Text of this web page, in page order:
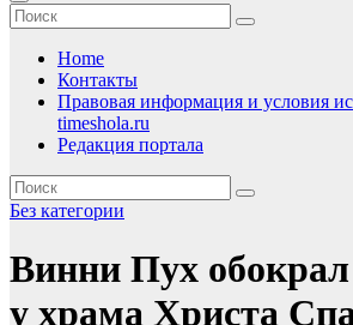
Home
Контакты
Правовая информация и условия
timeshola.ru
Редакция портала
Без категории
Винни Пух обокрал
у храма Христа